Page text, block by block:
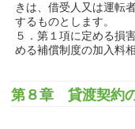
きは、借受人又は運転
するものとします。
５．第１項に定める損
める補償制度の加入料
第８章 貸渡契約